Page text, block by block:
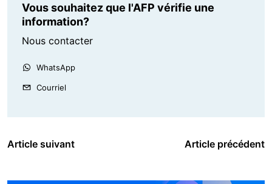
Vous souhaitez que l'AFP vérifie une
information?
Nous contacter
WhatsApp
Courriel
Article suivant Article précédent